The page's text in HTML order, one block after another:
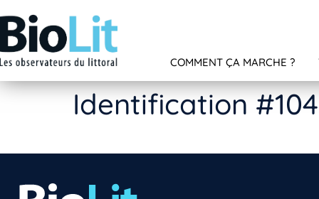
COMMENT ÇA MARCHE ?
Identification